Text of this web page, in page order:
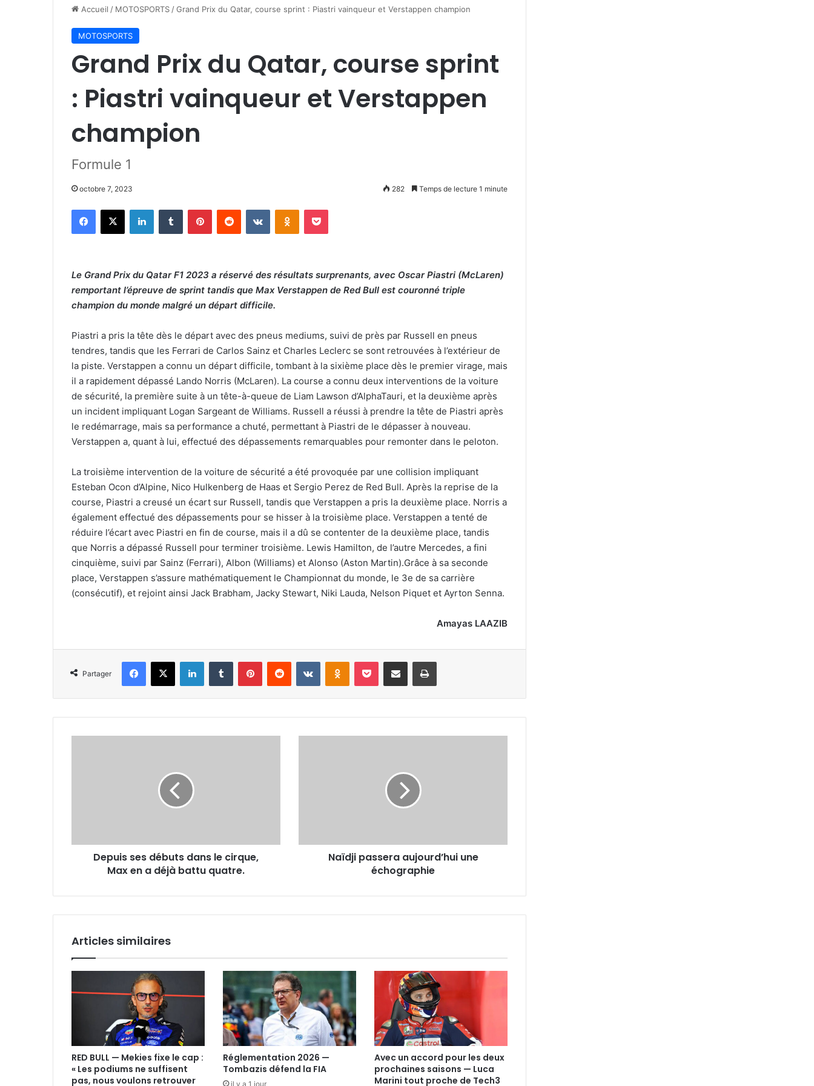
Accueil / MOTOSPORTS /Grand Prix du Qatar, course sprint : Piastri vainqueur et Verstappen champion
MOTOSPORTS
Grand Prix du Qatar, course sprint
: Piastri vainqueur et Verstappen
champion
Formule 1
octobre 7, 2023 282 Temps de lecture 1 minute
Facebook
X LinkedinTumblr PinterestReddit VKontakteOdnoklassniki
Pocket
Le Grand Prix du Qatar F1 2023 a réservé des résultats surprenants, avec Oscar Piastri (McLaren)
remportant l’épreuve de sprint tandis que Max Verstappen de Red Bull est couronné triple
champion du monde malgré un départ difficile.
Piastri a pris la tête dès le départ avec des pneus mediums, suivi de près par Russell en pneus
tendres, tandis que les Ferrari de Carlos Sainz et Charles Leclerc se sont retrouvées à l’extérieur de
la piste. Verstappen a connu un départ difficile, tombant à la sixième place dès le premier virage, mais
il a rapidement dépassé Lando Norris (McLaren). La course a connu deux interventions de la voiture
de sécurité, la première suite à un tête-à-queue de Liam Lawson d’AlphaTauri, et la deuxième après
un incident impliquant Logan Sargeant de Williams. Russell a réussi à prendre la tête de Piastri après
le redémarrage, mais sa performance a chuté, permettant à Piastri de le dépasser à nouveau.
Verstappen a, quant à lui, effectué des dépassements remarquables pour remonter dans le peloton.
La troisième intervention de la voiture de sécurité a été provoquée par une collision impliquant
Esteban Ocon d’Alpine, Nico Hulkenberg de Haas et Sergio Perez de Red Bull. Après la reprise de la
course, Piastri a creusé un écart sur Russell, tandis que Verstappen a pris la deuxième place. Norris a
également effectué des dépassements pour se hisser à la troisième place. Verstappen a tenté de
réduire l’écart avec Piastri en fin de course, mais il a dû se contenter de la deuxième place, tandis
que Norris a dépassé Russell pour terminer troisième. Lewis Hamilton, de l’autre Mercedes, a fini
cinquième, suivi par Sainz (Ferrari), Albon (Williams) et Alonso (Aston Martin).Grâce à sa seconde
place, Verstappen s’assure mathématiquement le Championnat du monde, le 3e de sa carrière
(consécutif), et rejoint ainsi Jack Brabham, Jacky Stewart, Niki Lauda, Nelson Piquet et Ayrton Senna.
Amayas LAAZIB
Partager
Facebook
X LinkedinTumblr PinterestReddit VKontakteOdnoklassniki
Pocket Partager par email Imprimer
a
Depuis ses débuts dans le cirque,
Max en a déjà battu quatre.
Naïdji passera aujourd’hui une
échographie
Articles similaires
RED BULL — Mekies fixe le cap :
« Les podiums ne suffisent
pas, nous voulons retrouver
Réglementation 2026 —
Tombazis défend la FIA
il y a 1 jour
Avec un accord pour les deux
prochaines saisons — Luca
Marini tout proche de Tech3